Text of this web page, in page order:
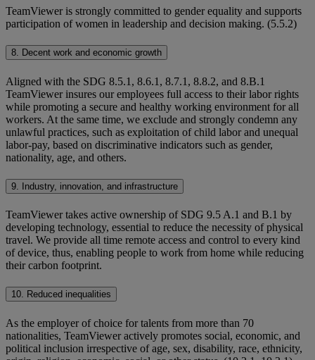
TeamViewer is strongly committed to gender equality and supports
participation of women in leadership and decision making. (5.5.2)
8. Decent work and economic growth
Aligned with the SDG 8.5.1, 8.6.1, 8.7.1, 8.8.2, and 8.B.1
TeamViewer insures our employees full access to their labor rights
while promoting a secure and healthy working environment for all
workers. At the same time, we exclude and strongly condemn any
unlawful practices, such as exploitation of child labor and unequal
labor-pay, based on discriminative indicators such as gender,
nationality, age, and others.
9. Industry, innovation, and infrastructure
TeamViewer takes active ownership of SDG 9.5 A.1 and B.1 by
developing technology, essential to reduce the necessity of physical
travel. We provide all time remote access and control to every kind
of device, thus, enabling people to work from home while reducing
their carbon footprint.
10. Reduced inequalities
As the employer of choice for talents from more than 70
nationalities, TeamViewer actively promotes social, economic, and
political inclusion irrespective of age, sex, disability, race, ethnicity,